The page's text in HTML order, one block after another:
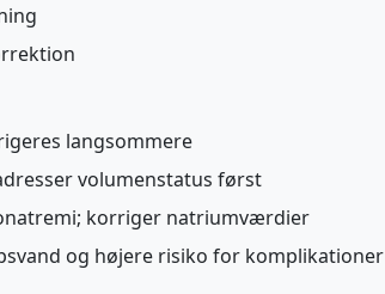
langsommere
volumenstatus først
korriger natriumværdier
og højere risiko for komplikationer